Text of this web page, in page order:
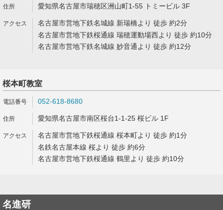
愛知県名古屋市瑞穂区洲山町1-55 トミービル 3F
名古屋市営地下鉄名城線 新瑞橋より 徒歩 約2分
名古屋市営地下鉄桜通線 瑞穂運動場西より 徒歩 約10分
名古屋市営地下鉄名城線 妙音通より 徒歩 約12分
桜本町教室
052-618-8680
愛知県名古屋市南区桜台1-1-25 桜ビル 1F
名古屋市営地下鉄桜通線 桜本町より 徒歩 約1分
名鉄名古屋本線 桜より 徒歩 約6分
名古屋市営地下鉄桜通線 鶴里より 徒歩 約10分
名進研